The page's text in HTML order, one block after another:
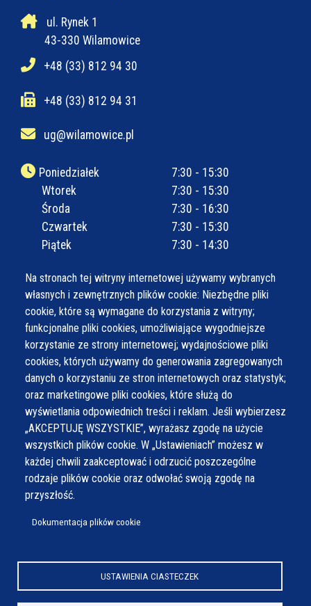
Na stronach tej witryny internetowej używamy wybranych
własnych i zewnętrznych plików cookie: Niezbędne pliki
cookie, które są wymagane do korzystania z witryny;
funkcjonalne pliki cookies, umożliwiające wygodniejsze
korzystanie ze strony internetowej; wydajnościowe pliki
cookies, których używamy do generowania zagregowanych
danych o korzystaniu ze stron internetowych oraz statystyk;
oraz marketingowe pliki cookies, które służą do
wyświetlania odpowiednich treści i reklam. Jeśli wybierzesz
„AKCEPTUJĘ WSZYSTKIE”, wyrażasz zgodę na użycie
wszystkich plików cookie. W „Ustawieniach” możesz w
każdej chwili zaakceptować i odrzucić poszczególne
rodzaje plików cookie oraz odwołać swoją zgodę na
przyszłość.
Dokumentacja plików cookie
USTAWIENIA CIASTECZEK
ul. Rynek 1
43-330 Wilamowice
+48 (33) 812 94 30
+48 (33) 812 94 31
ug@wilamowice.pl
Poniedziałek
7:30 - 15:30
Wtorek
7:30 - 15:30
Środa
7:30 - 16:30
Czwartek
7:30 - 15:30
Piątek
7:30 - 14:30
© Wszystkie prawa zastrzeżone,Gmina Wilamowice